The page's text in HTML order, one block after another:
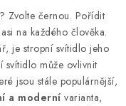
Zvolte černou. Pořídit
na každého člověka.
je stropní svítidlo jeho
svítidlo může ovlivnit
jsou stále populárnější,
a moderní varianta,